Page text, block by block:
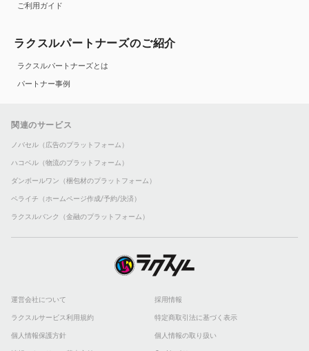
ご利用ガイド
ラクスルパートナーズのご紹介
ラクスルパートナーズとは
パートナー事例
関連のサービス
ノバセル（広告のプラットフォーム）
ハコベル（物流のプラットフォーム）
ダンボールワン（梱包材のプラットフォーム）
ペライチ（ホームページ作成/予約/決済）
ラクスルバンク（金融のプラットフォーム）
運営会社について 採用情報
ラクスルサービス利用規約 特定商取引法に基づく表示
個人情報保護方針 個人情報の取り扱い